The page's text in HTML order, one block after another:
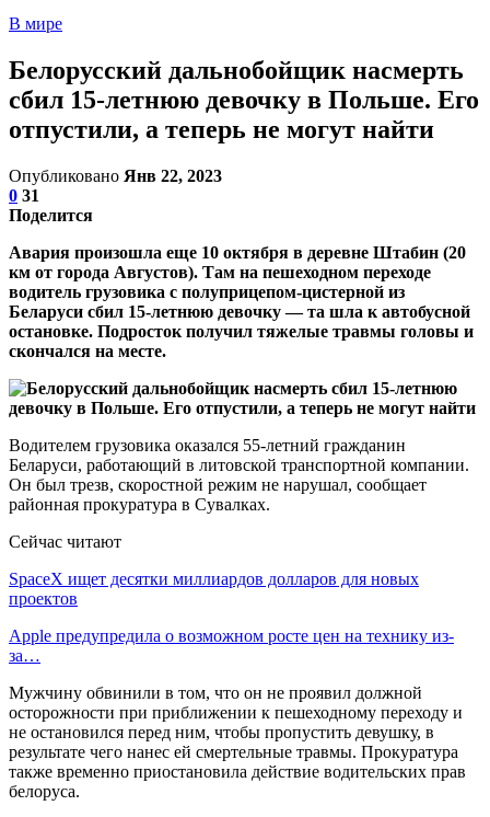
В мире
Белорусский дальнобойщик насмерть
сбил 15-летнюю девочку в Польше. Его
отпустили, а теперь не могут найти
Опубликовано Янв 22, 2023
0 31
Поделится
Авария произошла еще 10 октября в деревне Штабин (20
км от города Августов). Там на пешеходном переходе
водитель грузовика с полуприцепом-цистерной из
Беларуси сбил 15-летнюю девочку — та шла к автобусной
остановке. Подросток получил тяжелые травмы головы и
скончался на месте.
Водителем грузовика оказался 55-летний гражданин
Беларуси, работающий в литовской транспортной компании.
Он был трезв, скоростной режим не нарушал, сообщает
районная прокуратура в Сувалках.
Сейчас читают
SpaceX ищет десятки миллиардов долларов для новых
проектов
Apple предупредила о возможном росте цен на технику из-
за…
Мужчину обвинили в том, что он не проявил должной
осторожности при приближении к пешеходному переходу и
не остановился перед ним, чтобы пропустить девушку, в
результате чего нанес ей смертельные травмы. Прокуратура
также временно приостановила действие водительских прав
белоруса.